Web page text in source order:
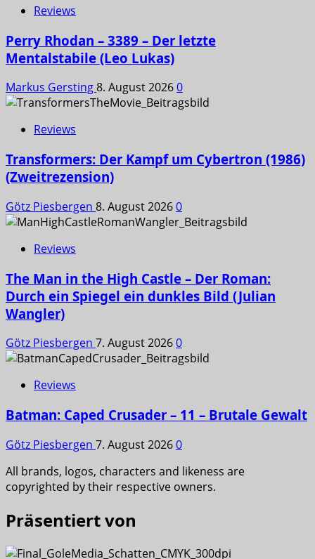
Reviews
Perry Rhodan – 3389 – Der letzte
Mentalstabile (Leo Lukas)
Markus Gersting8. August 20260
Reviews
Transformers: Der Kampf um Cybertron (1986)
(Zweitrezension)
Götz Piesbergen 8. August 20260
Reviews
The Man in the High Castle – Der Roman:
Durch ein Spiegel ein dunkles Bild (Julian
Wangler)
Götz Piesbergen 7. August 20260
Reviews
Batman: Caped Crusader – 11 – Brutale Gewalt
Götz Piesbergen 7. August 20260
All brands, logos, characters and likeness are
copyrighted by their respective owners.
Präsentiert von